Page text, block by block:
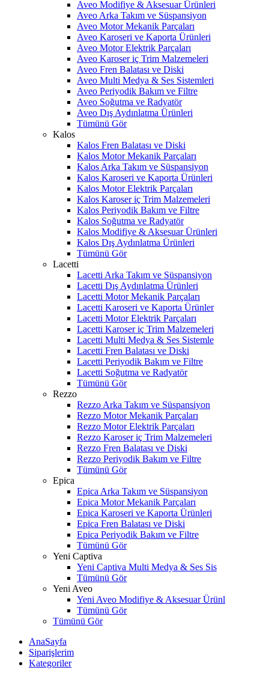
Aveo Modifiye & Aksesuar Ürünleri
Aveo Arka Takım ve Süspansiyon
Aveo Motor Mekanik Parçaları
Aveo Karoseri ve Kaporta Ürünleri
Aveo Motor Elektrik Parçaları
Aveo Karoser iç Trim Malzemeleri
Aveo Fren Balatası ve Diski
Aveo Multi Medya & Ses Sistemleri
Aveo Periyodik Bakım ve Filtre
Aveo Soğutma ve Radyatör
Aveo Dış Aydınlatma Ürünleri
Tümünü Gör
Kalos
Kalos Fren Balatası ve Diski
Kalos Motor Mekanik Parçaları
Kalos Arka Takım ve Süspansiyon
Kalos Karoseri ve Kaporta Ürünleri
Kalos Motor Elektrik Parçaları
Kalos Karoser iç Trim Malzemeleri
Kalos Periyodik Bakım ve Filtre
Kalos Soğutma ve Radyatör
Kalos Modifiye & Aksesuar Ürünleri
Kalos Dış Aydınlatma Ürünleri
Tümünü Gör
Lacetti
Lacetti Arka Takım ve Süspansiyon
Lacetti Dış Aydınlatma Ürünleri
Lacetti Motor Mekanik Parçaları
Lacetti Karoseri ve Kaporta Ürünler
Lacetti Motor Elektrik Parçaları
Lacetti Karoser iç Trim Malzemeleri
Lacetti Multi Medya & Ses Sistemle
Lacetti Fren Balatası ve Diski
Lacetti Periyodik Bakım ve Filtre
Lacetti Soğutma ve Radyatör
Tümünü Gör
Rezzo
Rezzo Arka Takım ve Süspansiyon
Rezzo Motor Mekanik Parçaları
Rezzo Motor Elektrik Parçaları
Rezzo Karoser iç Trim Malzemeleri
Rezzo Fren Balatası ve Diski
Rezzo Periyodik Bakım ve Filtre
Tümünü Gör
Epica
Epica Arka Takım ve Süspansiyon
Epica Motor Mekanik Parçaları
Epica Karoseri ve Kaporta Ürünleri
Epica Fren Balatası ve Diski
Epica Periyodik Bakım ve Filtre
Tümünü Gör
Yeni Captiva
Yeni Captiva Multi Medya & Ses Sis
Tümünü Gör
Yeni Aveo
Yeni Aveo Modifiye & Aksesuar Ürünl
Tümünü Gör
Tümünü Gör
AnaSayfa
Siparişlerim
Kategoriler